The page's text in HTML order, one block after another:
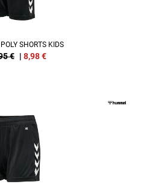
SHORTS KIDS
€ | 8,98€